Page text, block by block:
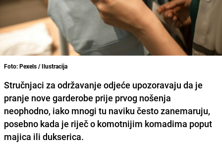
Foto: Pexels / Ilustracija
Stručnjaci za održavanje odjeće upozoravaju da je
pranje nove garderobe prije prvog nošenja
neophodno, iako mnogi tu naviku često zanemaruju,
posebno kada je riječ o komotnijim komadima poput
majica ili dukserica.